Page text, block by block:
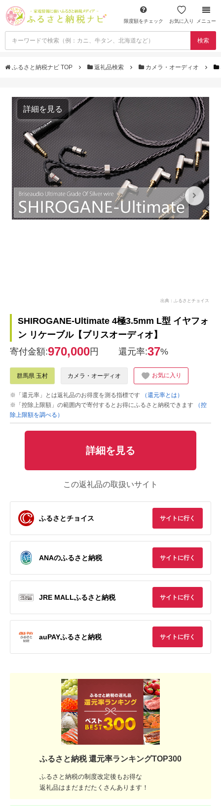
限度額をチェック お気に入り メニュー
検索
ふるさと納税ナビ TOP 返礼品検索 カメラ・オーディオ
詳細を見る
出典：ふるさとチョイス
SHIROGANE-Ultimate 4極3.5mm L型 イヤフォ
ン リケーブル【ブリスオーディオ】
寄付金額:970,000円 還元率:37%
群馬県 玉村 カメラ・オーディオ お気に入り
※「還元率」とは返礼品のお得度を測る指標です
（還元率とは）
※「控除上限額」の範囲内で寄付するとお得にふるさと納税できます
（控
除上限額を調べる）
詳細を見る
この返礼品の取扱いサイト
ふるさとチョイス サイトに行く
ANAのふるさと納税 サイトに行く
JRE MALLふるさと納税 サイトに行く
auPAYふるさと納税 サイトに行く
ふるさと納税 還元率ランキングTOP300
ふるさと納税の制度改定後もお得な
返礼品はまだまだたくさんあります！